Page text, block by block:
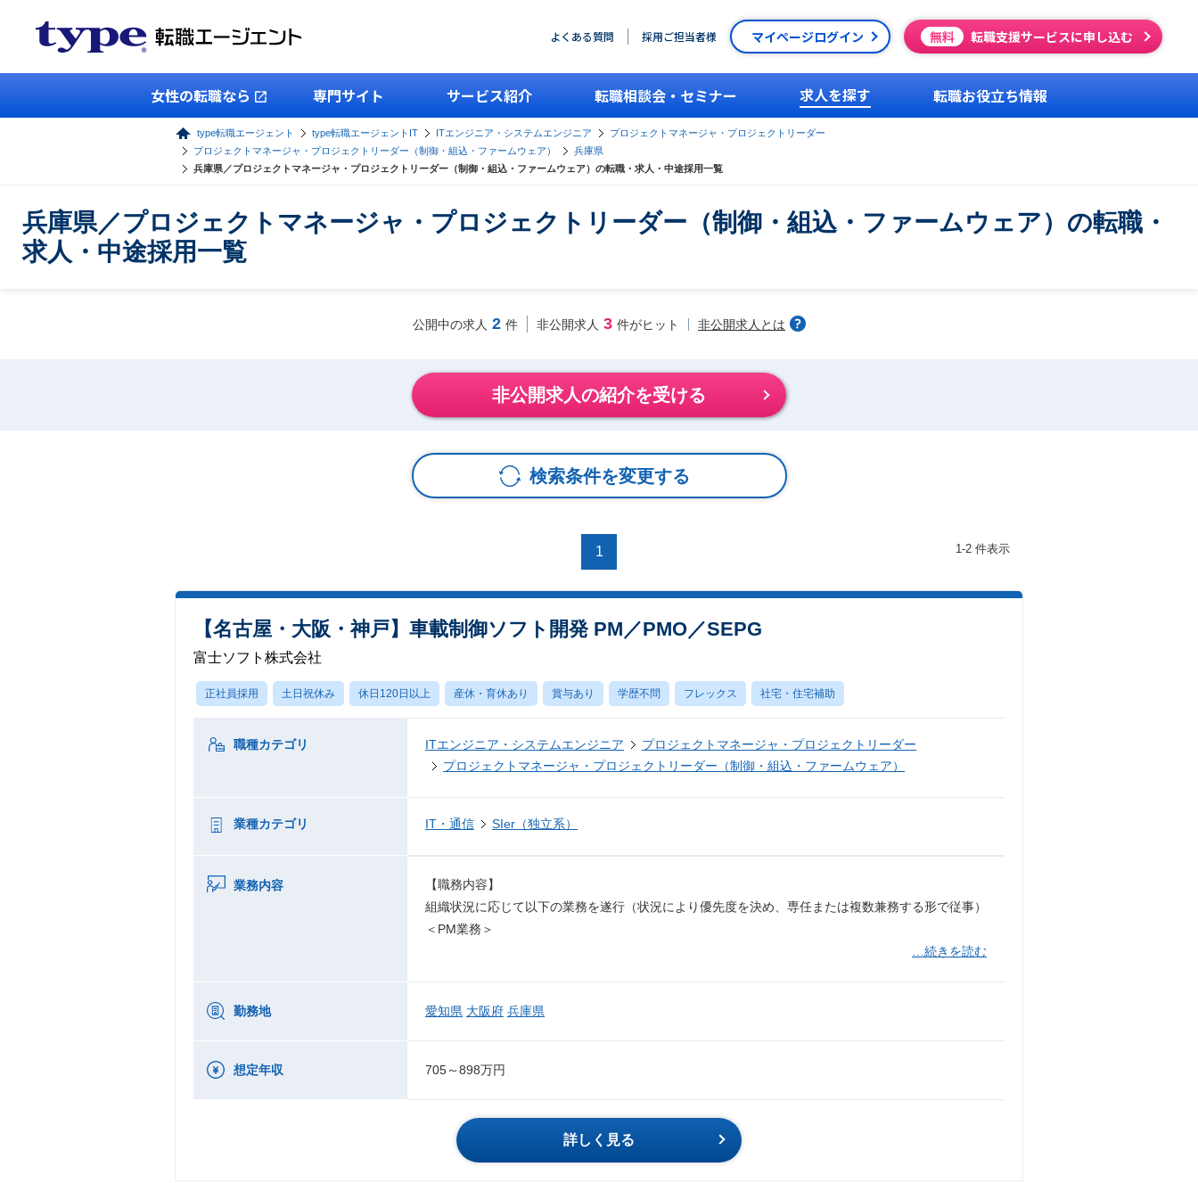
よくある質問 採用ご担当者様 マイページログイン 無料 転職支援サービスに申し込む
女性の転職なら 専門サイト サービス紹介 転職相談会・セミナー 求人を探す 転職お役立ち情報
type転職エージェント type転職エージェントIT ITエンジニア・システムエンジニア
プロジェクトマネージャ・プロジェクトリーダー
プロジェクトマネージャ・プロジェクトリーダー（制御・組込・ファームウェア）
兵庫県
兵庫県／プロジェクトマネージャ・プロジェクトリーダー（制御・組込・ファームウェア）の転職・求人・中途採用一覧
兵庫県／プロジェクトマネージャ・プロジェクトリーダー（制御・組込・ファームウェア）の転職・
求人・中途採用一覧
公開中の求人 2 件 非公開求人 3 件がヒット 非公開求人とは
非公開求人の紹介を受ける
検索条件を変更する
1 1-2 件表示
【名古屋・大阪・神戸】車載制御ソフト開発 PM／PMO／SEPG
富士ソフト株式会社
正社員採用 土日祝休み 休日120日以上 産休・育休あり 賞与あり 学歴不問 フレックス 社宅・住宅補助
職種カテゴリ ITエンジニア・システムエンジニア
プロジェクトマネージャ・プロジェクトリーダー
プロジェクトマネージャ・プロジェクトリーダー（制御・組込・ファームウェア）
業種カテゴリ IT・通信 SIer（独立系）
業務内容
【職務内容】
組織状況に応じて以下の業務を遂行（状況により優先度を決め、専任または複数兼務する形で従事）
＜PM業務＞
…続きを読む
勤務地 愛知県 大阪府 兵庫県
想定年収 705～898万円
詳しく見る